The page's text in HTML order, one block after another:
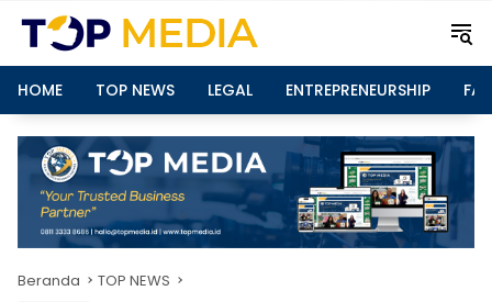
HOME TOP NEWS LEGAL ENTREPRENEURSHIP
Beranda TOP NEWS